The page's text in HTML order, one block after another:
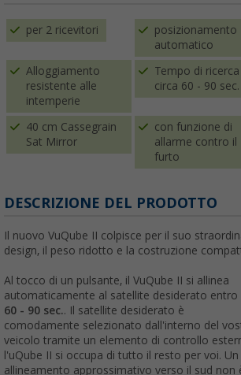
per 2 ricevitori
posizionamento
automatico
Alloggiamento
resistente alle
intemperie
Tempo di ricerca
circa 60 - 90 sec.
40 cm Cassegrain
Sat Mirror
con funzione di
allarme contro il
furto
DESCRIZIONE DEL PRODOTTO
Il nuovo VuQube II colpisce per il suo
design, il peso ridotto e la costruzione
Al tocco di un pulsante, il VuQube II si allinea
automaticamente al satellite desiderato entro
60 - 90 sec.. Il satellite desiderato è
comodamente selezionato dall'interno del
veicolo tramite un elemento di controllo
l'uQube II si occupa di tutto il resto per voi. Un
allineamento approssimativo verso il sud non